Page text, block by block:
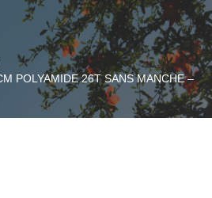
POLYAMIDE 26T SANS MANCHE –